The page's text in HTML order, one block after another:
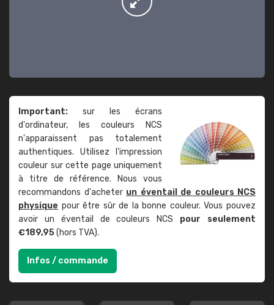
Important: sur les écrans
d'ordinateur, les couleurs NCS
n'apparaissent pas totalement
authentiques. Utilisez l'impression
couleur sur cette page uniquement
à titre de référence. Nous vous
recommandons d'acheter un éventail de couleurs NCS
physique pour être sûr de la bonne couleur. Vous pouvez
avoir un éventail de couleurs NCS pour seulement
€189,95(hors TVA).
Infos / commande